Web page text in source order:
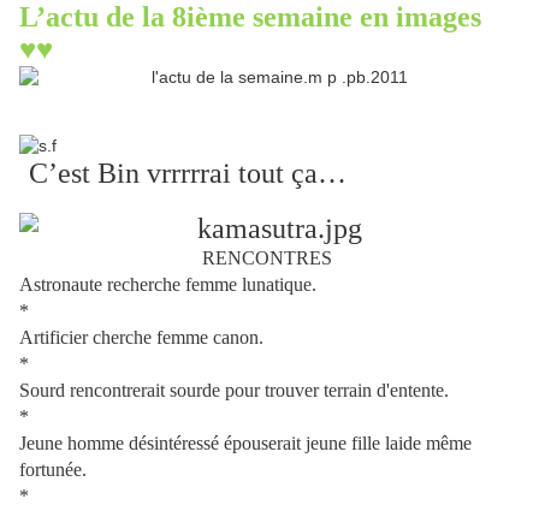
L’actu de la 8ième semaine en images
♥♥
C’est Bin vrrrrrai tout ça…
RENCONTRES
Astronaute recherche femme lunatique.
*
Artificier cherche femme canon.
*
Sourd rencontrerait sourde pour trouver terrain d'entente.
*
Jeune homme désintéressé épouserait jeune fille laide même
fortunée.
*